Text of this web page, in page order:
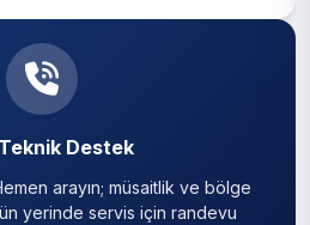
Destek
arayın; müsaitlik ve bölge
yerinde servis için randevu